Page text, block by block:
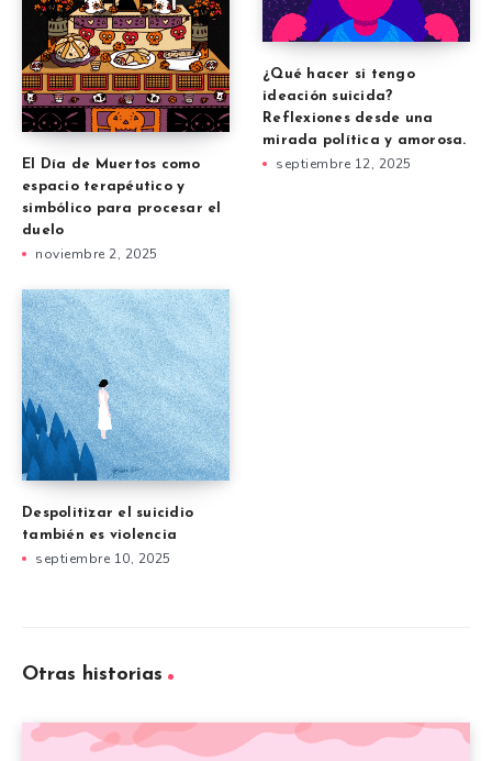
El Día de Muertos como
espacio terapéutico y
simbólico para procesar el
duelo
noviembre 2, 2025
¿Qué hacer si tengo
ideación suicida?
Reflexiones desde una
mirada política y amorosa.
septiembre 12, 2025
Despolitizar el suicidio
también es violencia
septiembre 10, 2025
Otras historias